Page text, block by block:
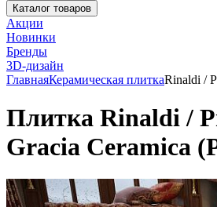
Каталог товаров
Акции
Новинки
Бренды
3D-дизайн
ГлавнаяКерамическая плиткаRinaldi /
Плитка Rinaldi /
Gracia Ceramica